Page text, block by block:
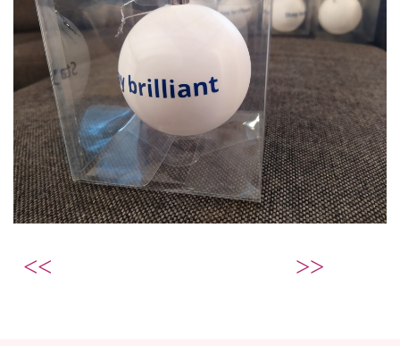
Předchozí článek: Covid informace
Další článek: